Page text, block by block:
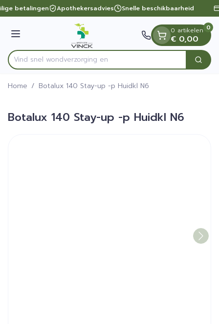
Ga naar de inhoud
1 van 1
betalingen Apothekersadvies Snelle beschikbaarheid
Menu
Product, merk, categorie...
Vind snel wondverzo Zoek
0 artikelen
€ 0,00
0
Home / Botalux 140 Stay-up -p Huidkl N6
Botalux 140 Stay-up -p Huidkl N6